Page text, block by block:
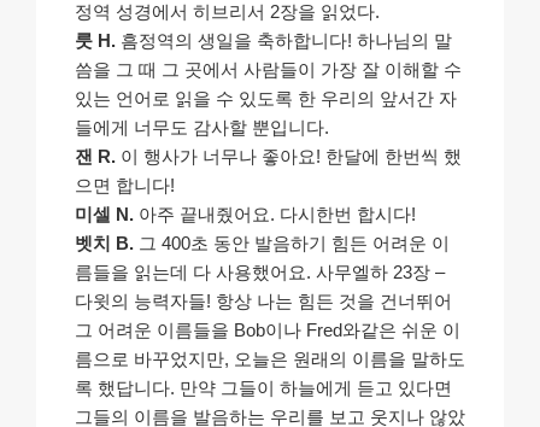
정역 성경에서 히브리서 2장을 읽었다.
룻 H. 흠정역의 생일을 축하합니다! 하나님의 말
씀을 그 때 그 곳에서 사람들이 가장 잘 이해할 수
있는 언어로 읽을 수 있도록 한 우리의 앞서간 자
들에게 너무도 감사할 뿐입니다.
잰 R. 이 행사가 너무나 좋아요! 한달에 한번씩 했
으면 합니다!
미셀 N. 아주 끝내줬어요. 다시한번 합시다!
벳치 B. 그 400초 동안 발음하기 힘든 어려운 이
름들을 읽는데 다 사용했어요. 사무엘하 23장 –
다윗의 능력자들! 항상 나는 힘든 것을 건너뛰어
그 어려운 이름들을 Bob이나 Fred와같은 쉬운 이
름으로 바꾸었지만, 오늘은 원래의 이름을 말하도
록 했답니다. 만약 그들이 하늘에게 듣고 있다면
그들의 이름을 발음하는 우리를 보고 웃지나 않았